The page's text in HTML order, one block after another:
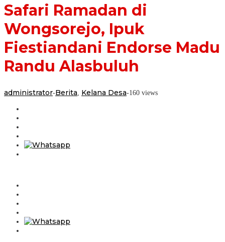
Safari Ramadan di
Wongsorejo, Ipuk
Fiestiandani Endorse Madu
Randu Alasbuluh
administrator-Berita Kelana Desa-160 views